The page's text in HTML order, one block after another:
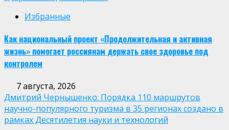
Избранные
Как национальный проект «Продолжительная и активная
жизнь» помогает россиянам держать свое здоровье под
контролем
7 августа, 2026
Дмитрий Чернышенко: Порядка 110 маршрутов
научно-популярного туризма в 35 регионах создано в
рамках Десятилетия науки и технологий